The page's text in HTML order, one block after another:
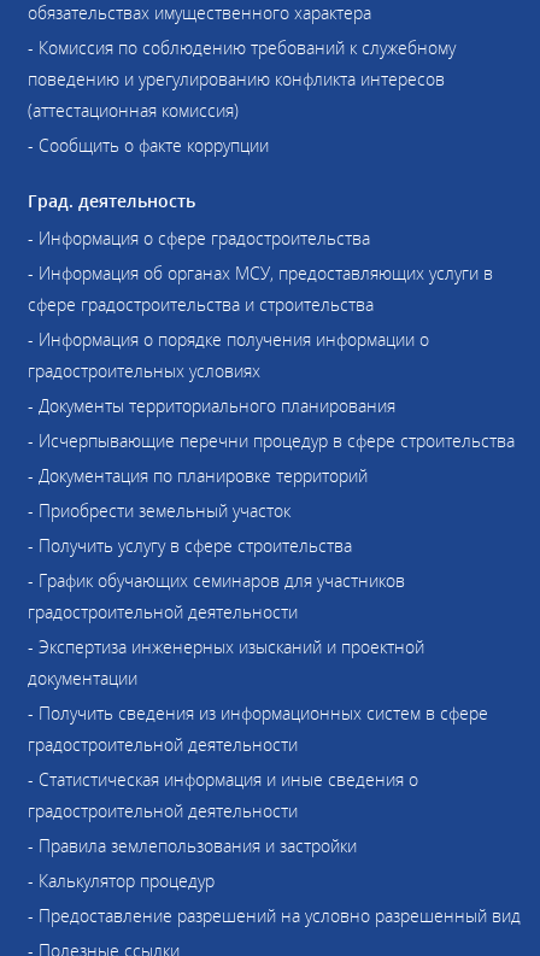
обязательствах имущественного характера
- Комиссия по соблюдению требований к служебному
поведению и урегулированию конфликта интересов
(аттестационная комиссия)
- Сообщить о факте коррупции
Град. деятельность
- Информация о сфере градостроительства
- Информация об органах МСУ, предоставляющих услуги в
сфере градостроительства и строительства
- Информация о порядке получения информации о
градостроительных условиях
- Документы территориального планирования
- Исчерпывающие перечни процедур в сфере строительства
- Документация по планировке территорий
- Приобрести земельный участок
- Получить услугу в сфере строительства
- График обучающих семинаров для участников
градостроительной деятельности
- Экспертиза инженерных изысканий и проектной
документации
- Получить сведения из информационных систем в сфере
градостроительной деятельности
- Статистическая информация и иные сведения о
градостроительной деятельности
- Правила землепользования и застройки
- Калькулятор процедур
- Предоставление разрешений на условно разрешенный вид
- Полезные ссылки